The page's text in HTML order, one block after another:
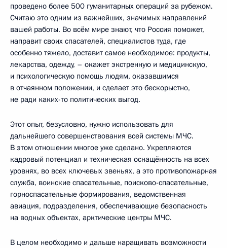
проведено более 500 гуманитарных операций за рубежом.
Считаю это одним из важнейших, значимых направлений
вашей работы. Во всём мире знают, что Россия поможет,
направит своих спасателей, специалистов туда, где
особенно тяжело, доставит самое необходимое: продукты,
лекарства, одежду, – окажет экстренную и медицинскую,
и психологическую помощь людям, оказавшимся
в отчаянном положении, и сделает это бескорыстно,
не ради каких-то политических выгод.
Этот опыт, безусловно, нужно использовать для
дальнейшего совершенствования всей системы МЧС.
В этом отношении многое уже сделано. Укрепляются
кадровый потенциал и техническая оснащённость на всех
уровнях, во всех ключевых звеньях, а это противопожарная
служба, воинские спасательные, поисково-спасательные,
горноспасательные формирования, ведомственная
авиация, подразделения, обеспечивающие безопасность
на водных объектах, арктические центры МЧС.
В целом необходимо и дальше наращивать возможности